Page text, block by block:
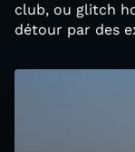
club, ou glitch
détour par des